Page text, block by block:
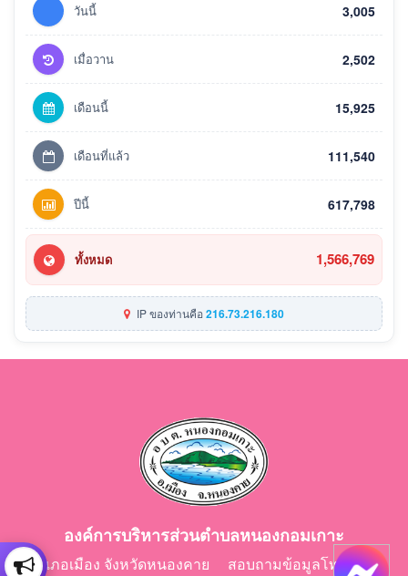
วันนี้ 3,005
เมื่อวาน 2,502
เดือนนี้ 15,925
เดือนที่แล้ว 111,540
ปีนี้ 617,798
ทั้งหมด 1,566,769
IP ของท่านคือ216.73.216.180
องค์การบริหารส่วนตำบลหนองกอมเกาะ
อำเภอเมือง จังหวัดหนองคาย สอบถามข้อมูลโทร 042-